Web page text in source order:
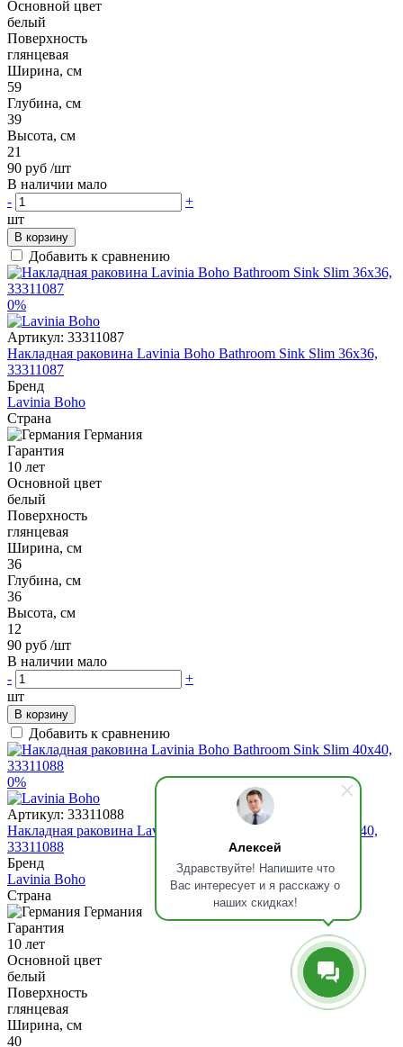
Алексей
Здравствуйте! Напишите что
Вас интересует и я расскажу о
наших скидках!
Основной цвет
белый
Поверхность
глянцевая
Ширина, см
59
Глубина, см
39
Высота, см
21
90 руб /шт
В наличии мало
-
+
шт
В корзину
Добавить к сравнению
0%
Артикул: 33311087
Накладная раковина Lavinia Boho Bathroom Sink Slim 36x36,
33311087
Бренд
Lavinia Boho
Страна
Германия
Гарантия
10 лет
Основной цвет
белый
Поверхность
глянцевая
Ширина, см
36
Глубина, см
36
Высота, см
12
90 руб /шт
В наличии мало
-
+
шт
В корзину
Добавить к сравнению
0%
Артикул: 33311088
Накладная раковина Lavinia Boho Bathroom Sink Slim 40x40,
33311088
Бренд
Lavinia Boho
Страна
Германия
Гарантия
10 лет
Основной цвет
белый
Поверхность
глянцевая
Ширина, см
40